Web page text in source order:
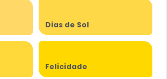
Dias de Sol
Felicidade